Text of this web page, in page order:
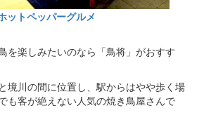
ットペッパーグルメ
を楽しみたいのなら「鳥将」がおすす
境川の間に位置し、駅からはやや歩く場
も客が絶えない人気の焼き鳥屋さんで